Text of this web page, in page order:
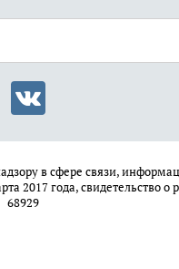
в сфере связи,
2017 года, свидетельство
68929